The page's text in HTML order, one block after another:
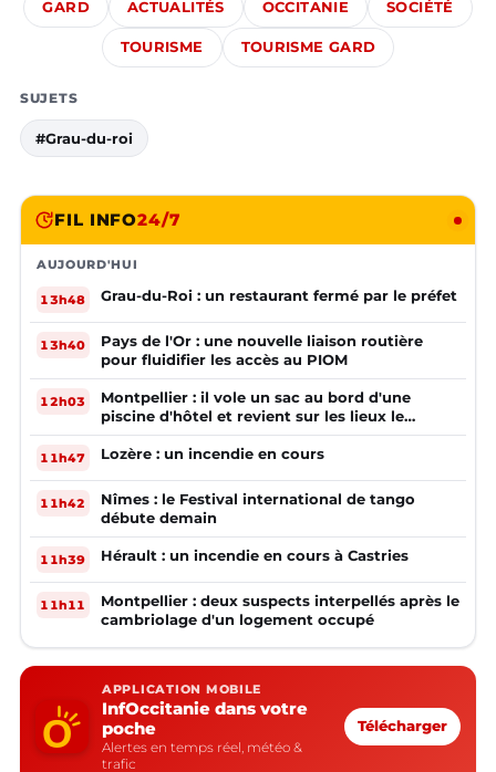
GARD ACTUALITÉS OCCITANIE SOCIÉTÉ
TOURISME TOURISME GARD
SUJETS
#Grau-du-roi
FIL INFO24/7
AUJOURD'HUI
13h48 Grau-du-Roi : un restaurant fermé par le préfet
13h40
Pays de l'Or : une nouvelle liaison routière
pour fluidifier les accès au PIOM
12h03
Montpellier : il vole un sac au bord d'une
piscine d'hôtel et revient sur les lieux le
lendemain
11h47 Lozère : un incendie en cours
11h42
Nîmes : le Festival international de tango
débute demain
11h39 Hérault : un incendie en cours à Castries
11h11
Montpellier : deux suspects interpellés après le
cambriolage d'un logement occupé
APPLICATION MOBILE
InfOccitanie dans votre
poche
Alertes en temps réel, météo &
trafic
Télécharger